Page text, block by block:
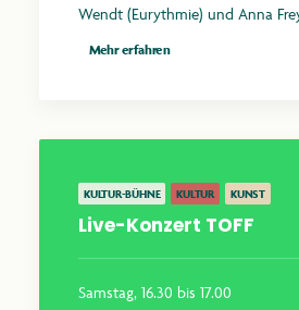
Wendt (Eurythmie) und Anna
Mehr erfahren
KULTUR-BÜHNE KULTUR KUNST
Live-Konzert TOFF
Samstag, 16.30 bis 17.00